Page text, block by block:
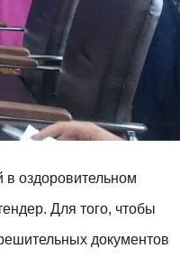
в оздоровительном
Для того, чтобы
документов